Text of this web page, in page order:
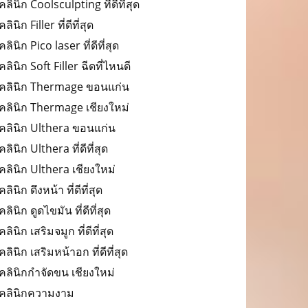
ลินิก Coolsculpting ที่ดีที่สุด
ลินิก Filler ที่ดีที่สุด
ลินิก Pico laser ที่ดีที่สุด
ลินิก Soft Filler ฉีดที่ไหนดี
ลินิก Thermage ขอนแก่น
ลินิก Thermage เชียงใหม่
ลินิก Ulthera ขอนแก่น
ลินิก Ulthera ที่ดีที่สุด
ลินิก Ulthera เชียงใหม่
ลินิก ดึงหน้า ที่ดีที่สุด
ลินิก ดูดไขมัน ที่ดีที่สุด
ลินิก เสริมจมูก ที่ดีที่สุด
ลินิก เสริมหน้าอก ที่ดีที่สุด
ลินิกกำจัดขน เชียงใหม่
ลินิกความงาม